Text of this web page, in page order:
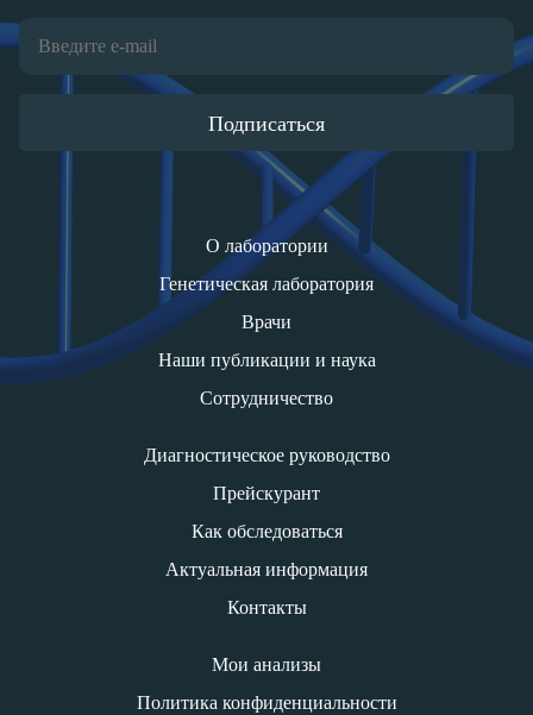
Подписаться
О лаборатории
Генетическая лаборатория
Врачи
Наши публикации и наука
Сотрудничество
Диагностическое руководство
Прейскурант
Как обследоваться
Актуальная информация
Контакты
Мои анализы
Политика конфиденциальности